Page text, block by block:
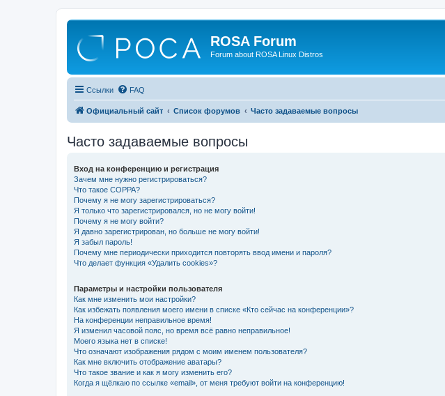
ROSA Forum
Forum about ROSA Linux Distros
Ссылки FAQ
Официальный сайт Список форумов Часто задаваемые вопросы
Часто задаваемые вопросы
Вход на конференцию и регистрация
Зачем мне нужно регистрироваться?
Что такое COPPA?
Почему я не могу зарегистрироваться?
Я только что зарегистрировался, но не могу войти!
Почему я не могу войти?
Я давно зарегистрирован, но больше не могу войти!
Я забыл пароль!
Почему мне периодически приходится повторять ввод имени и пароля?
Что делает функция «Удалить cookies»?
Параметры и настройки пользователя
Как мне изменить мои настройки?
Как избежать появления моего имени в списке «Кто сейчас на конференции»?
На конференции неправильное время!
Я изменил часовой пояс, но время всё равно неправильное!
Моего языка нет в списке!
Что означают изображения рядом с моим именем пользователя?
Как мне включить отображение аватары?
Что такое звание и как я могу изменить его?
Когда я щёлкаю по ссылке «email», от меня требуют войти на конференцию!